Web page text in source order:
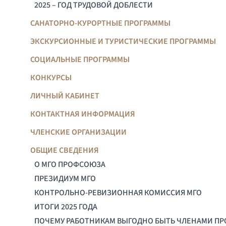
2025 – ГОД ТРУДОВОЙ ДОБЛЕСТИ
САНАТОРНО-КУРОРТНЫЕ ПРОГРАММЫ
ЭКСКУРСИОННЫЕ И ТУРИСТИЧЕСКИЕ ПРОГРАММЫ
СОЦИАЛЬНЫЕ ПРОГРАММЫ
КОНКУРСЫ
ЛИЧНЫЙ КАБИНЕТ
КОНТАКТНАЯ ИНФОРМАЦИЯ
ЧЛЕНСКИЕ ОРГАНИЗАЦИИ
ОБЩИЕ СВЕДЕНИЯ
О МГО ПРОФСОЮЗА
ПРЕЗИДИУМ МГО
КОНТРОЛЬНО-РЕВИЗИОННАЯ КОМИССИЯ МГО
ИТОГИ 2025 ГОДА
ПОЧЕМУ РАБОТНИКАМ ВЫГОДНО БЫТЬ ЧЛЕНАМИ